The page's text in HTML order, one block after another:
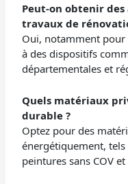
Peut-on obtenir
travaux de
Oui, notamment
à des dispositifs
départementales et
Quels matériaux
durable ?
Optez pour des
énergétiquement,
peintures sans COV